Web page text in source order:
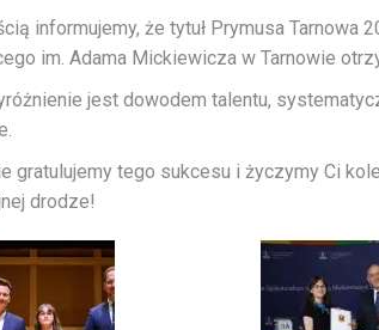
informujemy, że tytuł Prymusa Tarnowa
im. Adama Mickiewicza w Tarnowie
jest dowodem talentu,
gratulujemy tego sukcesu i życzymy Ci
drodze!